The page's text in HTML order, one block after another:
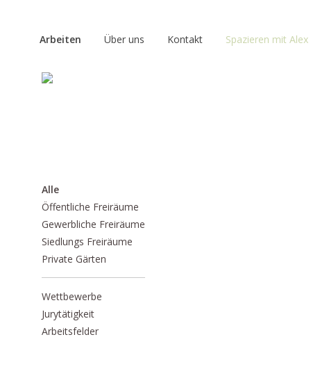
Arbeiten Über uns Kontakt Spazieren mit Alex
Alle
Öffentliche Freiräume
Gewerbliche Freiräume
Siedlungs Freiräume
Private Gärten
Wettbewerbe
Jurytätigkeit
Arbeitsfelder